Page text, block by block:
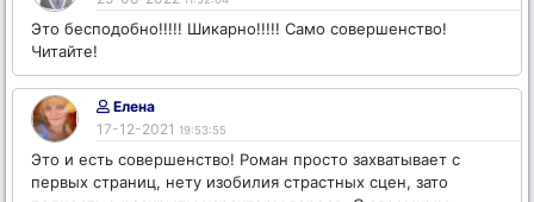
Это бесподобно!!!!! Шикарно!!!!! Само совершенство!
Читайте!
Елена
17-12-2021 19:53:55
Это и есть совершенство! Роман просто захватывает с
первых страниц, нету изобилия страстных сцен, зато